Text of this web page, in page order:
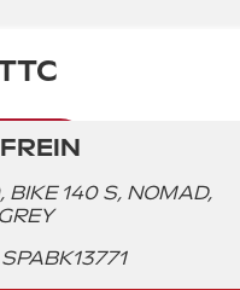
BIKE 140 S, NOMAD,